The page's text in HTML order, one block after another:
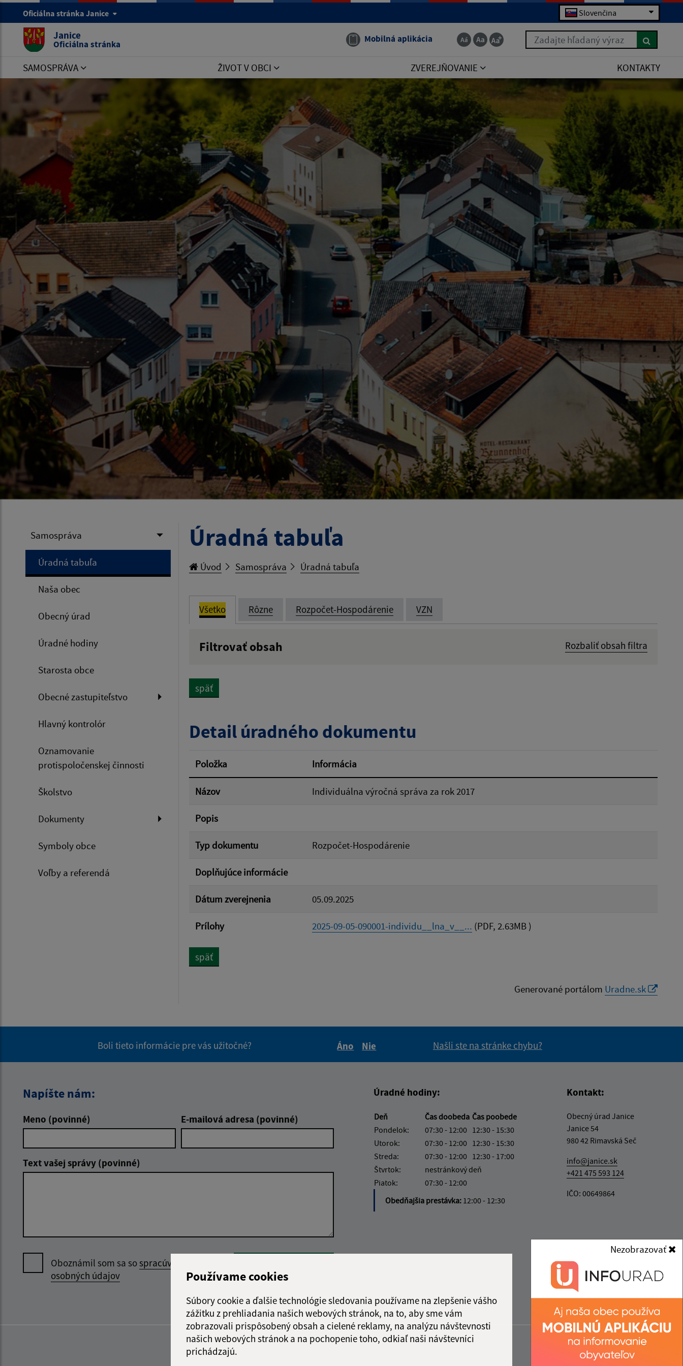
Používame cookies
Súbory cookie a ďalšie technológie sledovania používame na zlepšenie vášho
zážitku z prehliadania našich webových stránok, na to, aby sme vám
zobrazovali prispôsobený obsah a cielené reklamy, na analýzu návštevnosti
našich webových stránok a na pochopenie toho, odkiaľ naši návštevníci
prichádzajú.
Nezobrazovať
Oficiálna stránka Janice Slovenčina
Janice
Oficiálna stránka Mobilná aplikácia Zadajte hľadaný výraz
SAMOSPRÁVA ŽIVOT V OBCI ZVEREJŇOVANIE KONTAKTY
Samospráva
Úradná tabuľa
Naša obec
Obecný úrad
Úradné hodiny
Starosta obce
Obecné zastupiteľstvo
Hlavný kontrolór
Oznamovanie
protispoločenskej činnosti
Školstvo
Dokumenty
Symboly obce
Voľby a referendá
Úradná tabuľa
Úvod Samospráva Úradná tabuľa
Všetko Rôzne Rozpočet-Hospodárenie VZN
Filtrovať obsah Rozbaliť obsah filtra
Filtrovať
späť
Detail úradného dokumentu
Položka Informácia
Názov Individuálna výročná správa za rok 2017
Popis
Typ dokumentu Rozpočet-Hospodárenie
Doplňujúce informácie
Dátum zverejnenia 05.09.2025
Prílohy 2025-09-05-090001-individu__lna_v__... (PDF, 2.63MB )
späť
Generované portálom Uradne.sk
Boli tieto informácie pre vás užitočné?
Áno
Nie
Našli ste na stránke chybu?
Napíšte nám:
Meno (povinné) E-mailová adresa (povinné)
Text vašej správy (povinné)
Oboznámil som sa sospracúvaním
osobných údajov
Úradné hodiny:
Deň Čas doobeda Čas poobede
Pondelok:
07:30 - 12:00 12:30 - 15:30
Utorok:
07:30 - 12:00 12:30 - 15:30
Streda:
07:30 - 12:00 12:30 - 17:00
Štvrtok:
nestránkový deň
Piatok:
07:30 - 12:00
Obedňajšia prestávka: 12:00 - 12:30
Kontakt:
Obecný úrad Janice
Janice 54
980 42 Rimavská Seč
info@janice.sk
+421 475 593 124
IČO: 00649864